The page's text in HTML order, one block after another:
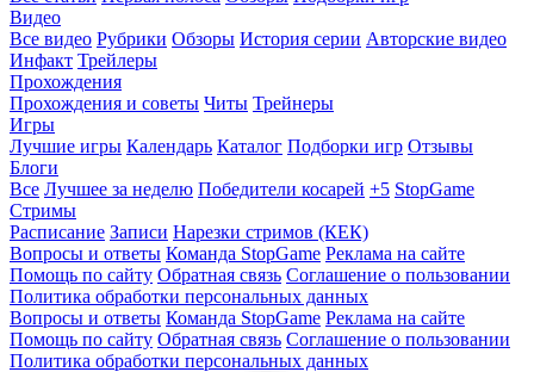
Видео
Все видео Рубрики Обзоры История серии Авторские видео
Инфакт Трейлеры
Прохождения
Прохождения и советы Читы Трейнеры
Игры
Лучшие игры Календарь Каталог Подборки игр Отзывы
Блоги
Все Лучшее за неделю Победители косарей +5 StopGame
Стримы
Расписание Записи Нарезки стримов (КЕК)
Вопросы и ответы Команда StopGame Реклама на сайте
Помощь по сайту Обратная связь Соглашение о пользовании
Политика обработки персональных данных
Вопросы и ответы Команда StopGame Реклама на сайте
Помощь по сайту Обратная связь Соглашение о пользовании
Политика обработки персональных данных